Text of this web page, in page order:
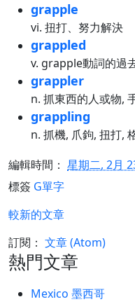
grapple
vi. 扭打、努力解決
grappled
v. grapple動詞的過
grappler
n. 抓東西的人或物,
grappling
n. 抓機, 爪鉤, 扭打,
編輯時間： 星期二, 2月
標簽 G單字
較新的文章
訂閱： 文章 (Atom)
熱門文章
Mexico 墨西哥